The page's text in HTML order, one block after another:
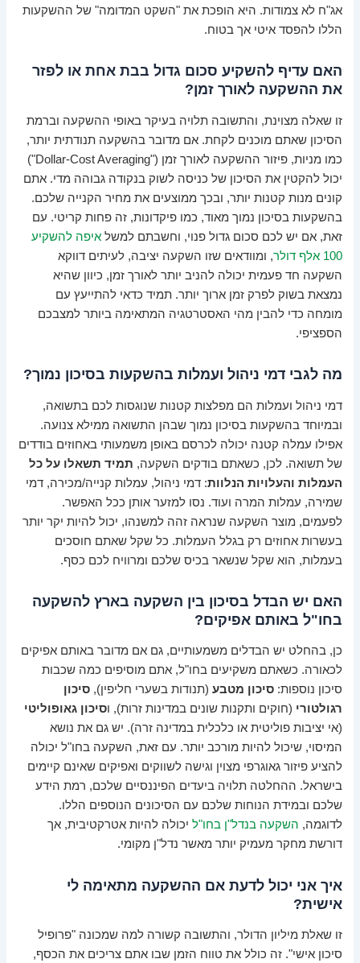
אג"ח לא צמודות. היא הופכת את "השקט המדומה" של ההשקעות
הללו להפסד איטי אך בטוח.
האם עדיף להשקיע סכום גדול בבת אחת או לפזר
את ההשקעה לאורך זמן?
זו שאלה מצוינת, והתשובה תלויה בעיקר באופי ההשקעה וברמת
הסיכון שאתם מוכנים לקחת. אם מדובר בהשקעה תנודתית יותר,
כמו מניות, פיזור ההשקעה לאורך זמן ("Dollar-Cost Averaging")
יכול להקטין את הסיכון של כניסה לשוק בנקודה גבוהה מדי. אתם
קונים מנות קטנות יותר, ובכך ממוצעים את מחיר הקנייה שלכם.
בהשקעות בסיכון נמוך מאוד, כמו פיקדונות, זה פחות קריטי. עם
זאת, אם יש לכם סכום גדול פנוי, וחשבתם למשלאיפה להשקיע
100 אלף דולר
, ומוודאים שזו השקעה יציבה, לעיתים דווקא
השקעה חד פעמית יכולה להניב יותר לאורך זמן, כיוון שהיא
נמצאת בשוק לפרק זמן ארוך יותר. תמיד כדאי להתייעץ עם
מומחה כדי להבין מהי האסטרטגיה המתאימה ביותר למצבכם
הספציפי.
מה לגבי דמי ניהול ועמלות בהשקעות בסיכון נמוך?
דמי ניהול ועמלות הם מפלצות קטנות שנוגסות לכם בתשואה,
ובמיוחד בהשקעות בסיכון נמוך שבהן התשואה ממילא צנועה.
אפילו עמלה קטנה יכולה לכרסם באופן משמעותי באחוזים בודדים
של תשואה. לכן, כשאתם בודקים השקעה, תמיד תשאלו על כל
העמלות והעלויות הנלוות: דמי ניהול, עמלות קנייה/מכירה, דמי
שמירה, עמלות המרה ועוד. נסו למזער אותן ככל האפשר.
לפעמים, מוצר השקעה שנראה זהה למשנהו, יכול להיות יקר יותר
בעשרות אחוזים רק בגלל העמלות. כל שקל שאתם חוסכים
בעמלות, הוא שקל שנשאר בכיס שלכם ומרוויח לכם כסף.
האם יש הבדל בסיכון בין השקעה בארץ להשקעה
בחו"ל באותם אפיקים?
כן, בהחלט יש הבדלים משמעותיים, גם אם מדובר באותם אפיקים
לכאורה. כשאתם משקיעים בחו"ל, אתם מוסיפים כמה שכבות
סיכון נוספות:סיכון מטבע (תנודות בשערי חליפין),סיכון
רגולטורי (חוקים ותקנות שונים במדינות זרות), וסיכון גאופוליטי
(אי יציבות פוליטית או כלכלית במדינה זרה). יש גם את נושא
המיסוי, שיכול להיות מורכב יותר. עם זאת, השקעה בחו"ל יכולה
להציע פיזור גאוגרפי מצוין וגישה לשווקים ואפיקים שאינם קיימים
בישראל. ההחלטה תלויה ביעדים הפיננסיים שלכם, רמת הידע
שלכם ובמידת הנוחות שלכם עם הסיכונים הנוספים הללו.
לדוגמה, השקעה בנדל"ן בחו"ל יכולה להיות אטרקטיבית, אך
דורשת מחקר מעמיק יותר מאשר נדל"ן מקומי.
איך אני יכול לדעת אם ההשקעה מתאימה לי
אישית?
זו שאלת מיליון הדולר, והתשובה קשורה למה שמכונה "פרופיל
סיכון אישי". זה כולל את טווח הזמן שבו אתם צריכים את הכסף,